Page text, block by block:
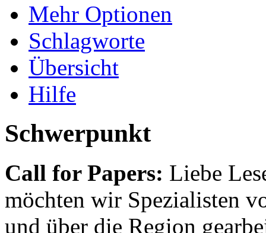
Mehr Optionen
Schlagworte
Übersicht
Hilfe
Schwerpunkt
Call for Papers: Liebe
möchten wir Spezialisten
und über die Region